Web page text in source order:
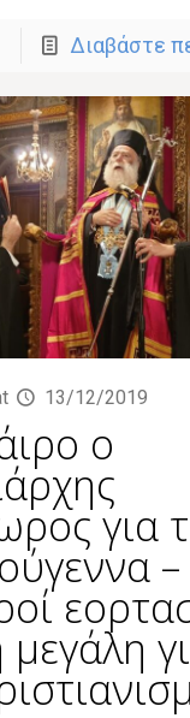
Διαβάστε
13/12/2019
ο
για
–
μεγάλη